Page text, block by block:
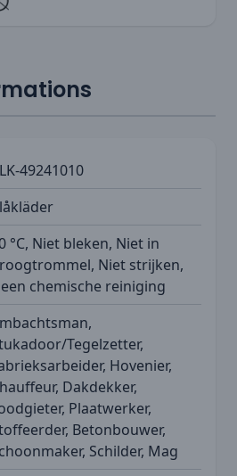
49241010
°C, Niet bleken, Niet in
Niet strijken,
chemische reiniging
Tegelzetter,
Hovenier,
Dakdekker,
Plaatwerker,
Betonbouwer,
Schilder, Mag